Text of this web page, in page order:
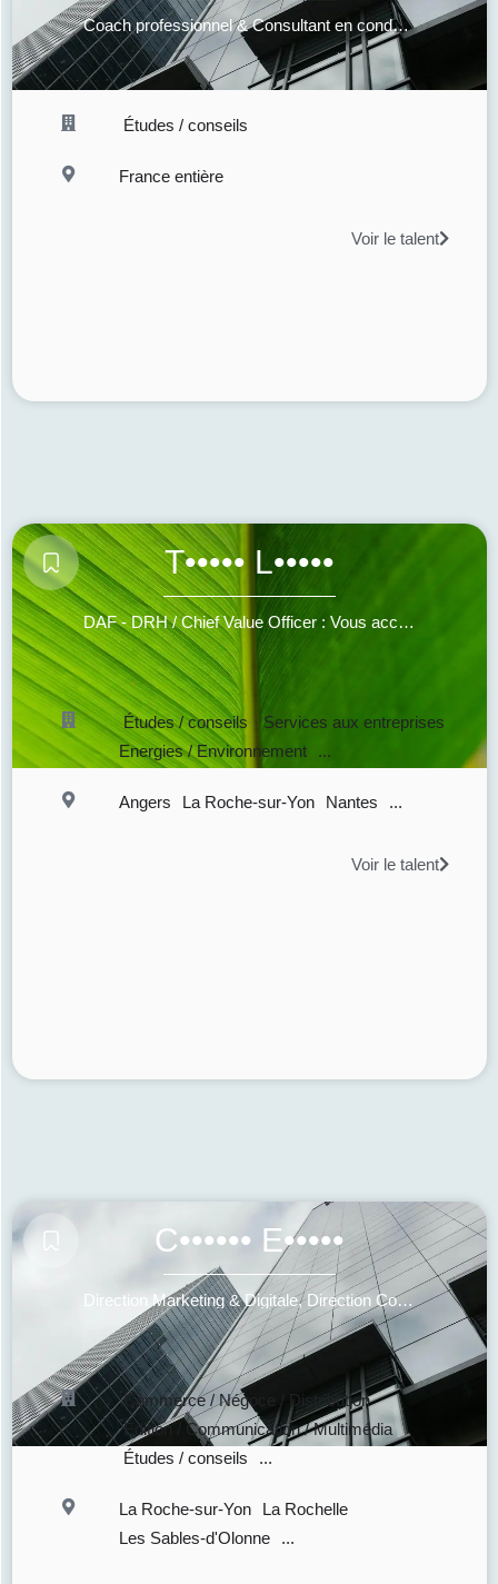
Coach professionnel & Consultant en conduite du changement et pilotage de stratégie RSE
Études / conseils
France entière
Voir le talent
T••••• L•••••
DAF - DRH / Chief Value Officer : Vous accompagne vers une performance durable
Études / conseils
Services aux entreprises
Energies / Environnement
...
Angers La Roche-sur-Yon Nantes ...
Voir le talent
C•••••• E•••••
Direction Marketing & Digitale, Direction Communication & Commerciale
Commerce / Négoce / Distribution
Édition / Communication / Multimédia
Études / conseils
...
La Roche-sur-Yon
La Rochelle
Les Sables-d'Olonne
...